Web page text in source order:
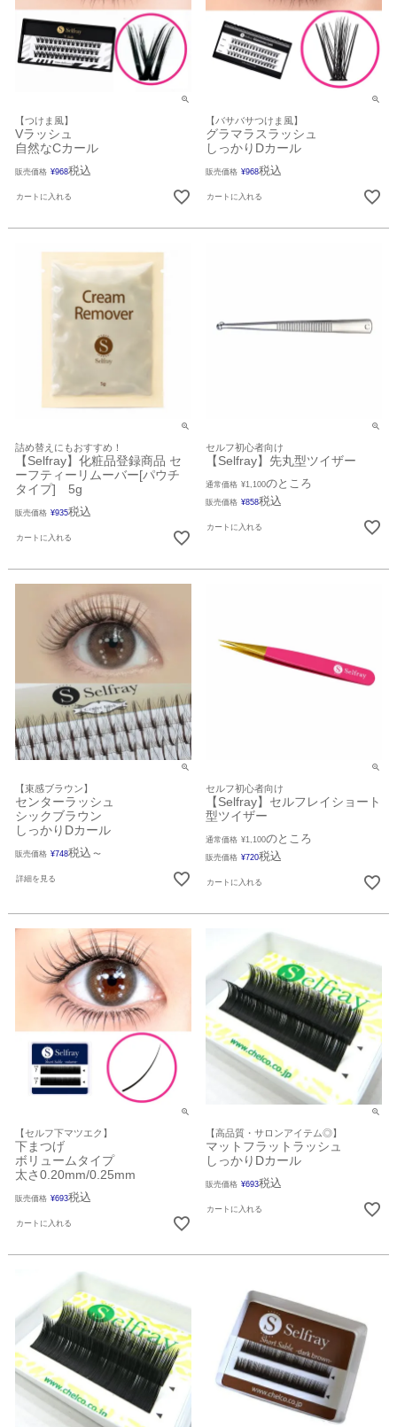
【つけま風】
Vラッシュ
自然なCカール
販売価格 ¥968税込
カートに入れる
【バサバサつけま風】
グラマラスラッシュ
しっかりDカール
販売価格 ¥968税込
カートに入れる
詰め替えにもおすすめ！
【Selfray】化粧品登録商品 セ
ーフティーリムーバー[パウチ
タイプ] 5g
販売価格 ¥935税込
カートに入れる
セルフ初心者向け
【Selfray】先丸型ツイザー
通常価格 ¥1,100のところ
販売価格 ¥858税込
カートに入れる
【束感ブラウン】
センターラッシュ
シックブラウン
しっかりDカール
販売価格 ¥748税込 〜
詳細を見る
セルフ初心者向け
【Selfray】セルフレイショート
型ツイザー
通常価格 ¥1,100のところ
販売価格 ¥720税込
カートに入れる
【セルフ下マツエク】
下まつげ
ボリュームタイプ
太さ0.20mm/0.25mm
販売価格 ¥693税込
カートに入れる
【高品質・サロンアイテム◎】
マットフラットラッシュ
しっかりDカール
販売価格 ¥693税込
カートに入れる